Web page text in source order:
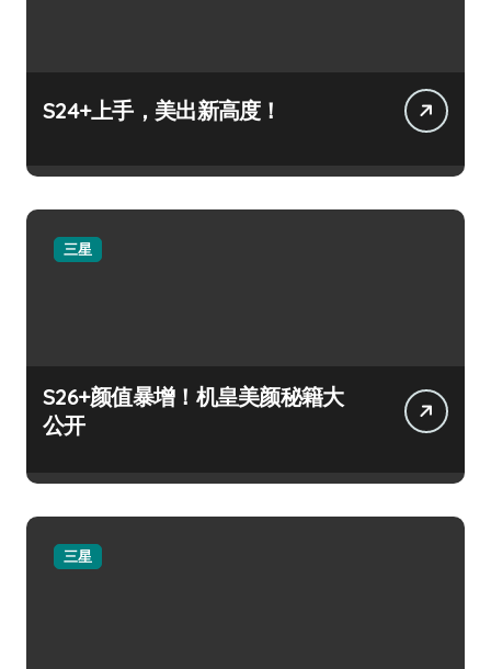
S24+上手，美出新高度！
三星
S26+颜值暴增！机皇美颜秘籍大
公开
三星